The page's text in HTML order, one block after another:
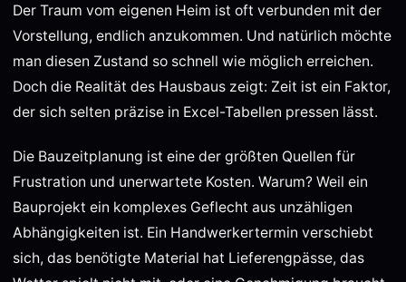
Der Traum vom eigenen Heim ist oft verbunden mit der
Vorstellung, endlich anzukommen. Und natürlich möchte
man diesen Zustand so schnell wie möglich erreichen.
Doch die Realität des Hausbaus zeigt: Zeit ist ein Faktor,
der sich selten präzise in Excel-Tabellen pressen lässt.
Die Bauzeitplanung ist eine der größten Quellen für
Frustration und unerwartete Kosten. Warum? Weil ein
Bauprojekt ein komplexes Geflecht aus unzähligen
Abhängigkeiten ist. Ein Handwerkertermin verschiebt
sich, das benötigte Material hat Lieferengpässe, das